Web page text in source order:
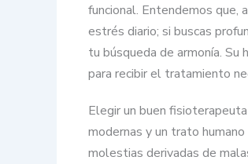
funcional. Entendemos que,
estrés diario; si buscas
tu búsqueda de armonía. Su
para recibir el tratamiento
Elegir un buen
modernas y un trato
molestias derivadas de